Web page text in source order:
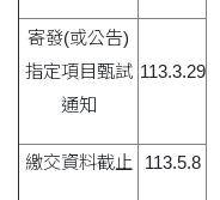
寄發(或公告)
指定項目甄試
通知
113.3.29
繳交資料截止 113.5.8